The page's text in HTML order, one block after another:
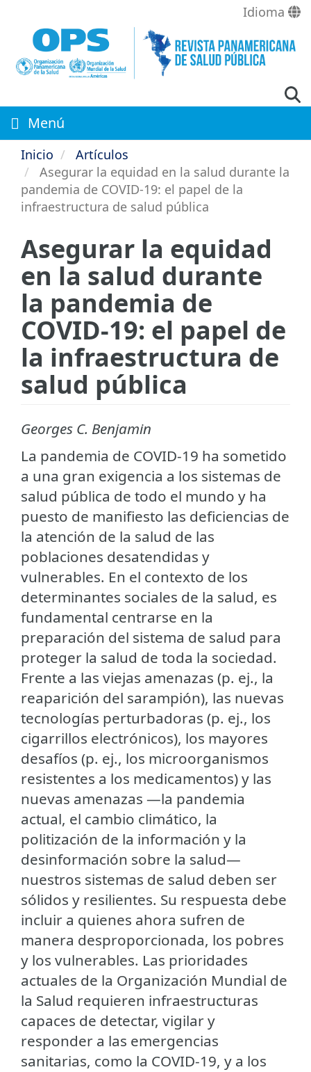
contenido
principal
Idioma
Menú
Inicio
Artículos
Asegurar la equidad en la salud durante la
pandemia de COVID-19: el papel de la
infraestructura de salud pública
Asegurar la equidad
en la salud durante
la pandemia de
COVID-19: el papel de
la infraestructura de
salud pública
Georges C. Benjamin
La pandemia de COVID-19 ha sometido
a una gran exigencia a los sistemas de
salud pública de todo el mundo y ha
puesto de manifiesto las deficiencias de
la atención de la salud de las
poblaciones desatendidas y
vulnerables. En el contexto de los
determinantes sociales de la salud, es
fundamental centrarse en la
preparación del sistema de salud para
proteger la salud de toda la sociedad.
Frente a las viejas amenazas (p. ej., la
reaparición del sarampión), las nuevas
tecnologías perturbadoras (p. ej., los
cigarrillos electrónicos), los mayores
desafíos (p. ej., los microorganismos
resistentes a los medicamentos) y las
nuevas amenazas —la pandemia
actual, el cambio climático, la
politización de la información y la
desinformación sobre la salud—
nuestros sistemas de salud deben ser
sólidos y resilientes. Su respuesta debe
incluir a quienes ahora sufren de
manera desproporcionada, los pobres
y los vulnerables. Las prioridades
actuales de la Organización Mundial de
la Salud requieren infraestructuras
capaces de detectar, vigilar y
responder a las emergencias
sanitarias, como la COVID-19, y a los